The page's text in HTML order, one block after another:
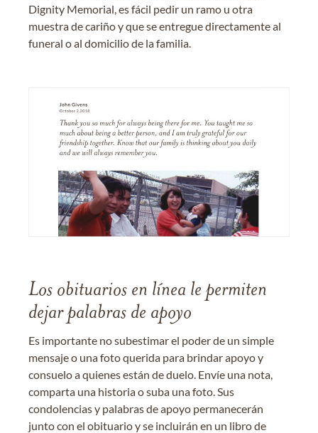
Dignity Memorial, es fácil pedir un ramo u otra
muestra de cariño y que se entregue directamente al
funeral o al domicilio de la familia.
Los obituarios en línea le permiten
dejar palabras de apoyo
Es importante no subestimar el poder de un simple
mensaje o una foto querida para brindar apoyo y
consuelo a quienes están de duelo. Envíe una nota,
comparta una historia o suba una foto. Sus
condolencias y palabras de apoyo permanecerán
junto con el obituario y se incluirán en un libro de